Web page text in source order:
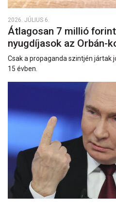
2026. JÚLIUS 6.
Átlagosan 7 millió
nyugdíjasok az Orbán-
Csak a propaganda szintjén jártak
15 évben.